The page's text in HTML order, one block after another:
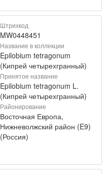
Штрихкод
MW0448451
Название в коллекции
Epilobium tetragonum
(Кипрей четырехгранный)
Принятое название
Epilobium tetragonum L.
(Кипрей четырехгранный)
Районирование
Восточная Европа,
Нижневолжский район (E9)
(Россия)